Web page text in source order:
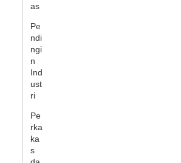
as
Pe
ndi
ngi
n
Ind
ust
ri
Pe
rka
ka
s